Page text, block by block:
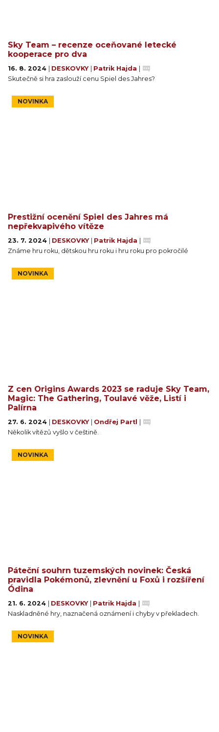
Sky Team – recenze oceňované letecké
kooperace pro dva
16. 8. 2024 DESKOVKY Patrik Hajda
Skutečně si hra zaslouží cenu Spiel des Jahres?
NOVINKA
Prestižní ocenění Spiel des Jahres má
nepřekvapivého vítěze
23. 7. 2024 DESKOVKY Patrik Hajda
Známe hru roku, dětskou hru roku i hru roku pro pokročilé
NOVINKA
Z cen Origins Awards 2023 se raduje Sky Team,
Magic: The Gathering, Toulavé věže, Listí i
Palírna
27. 6. 2024 DESKOVKY Ondřej Partl
Několik vítězů vyšlo v češtině.
NOVINKA
Páteční souhrn tuzemských novinek: Česká
pravidla Pokémonů, zlevnění u Foxů i rozšíření
Ódina
21. 6. 2024 DESKOVKY Patrik Hajda
Naskladněné hry, naznačená oznámení i chyby v překladech.
NOVINKA